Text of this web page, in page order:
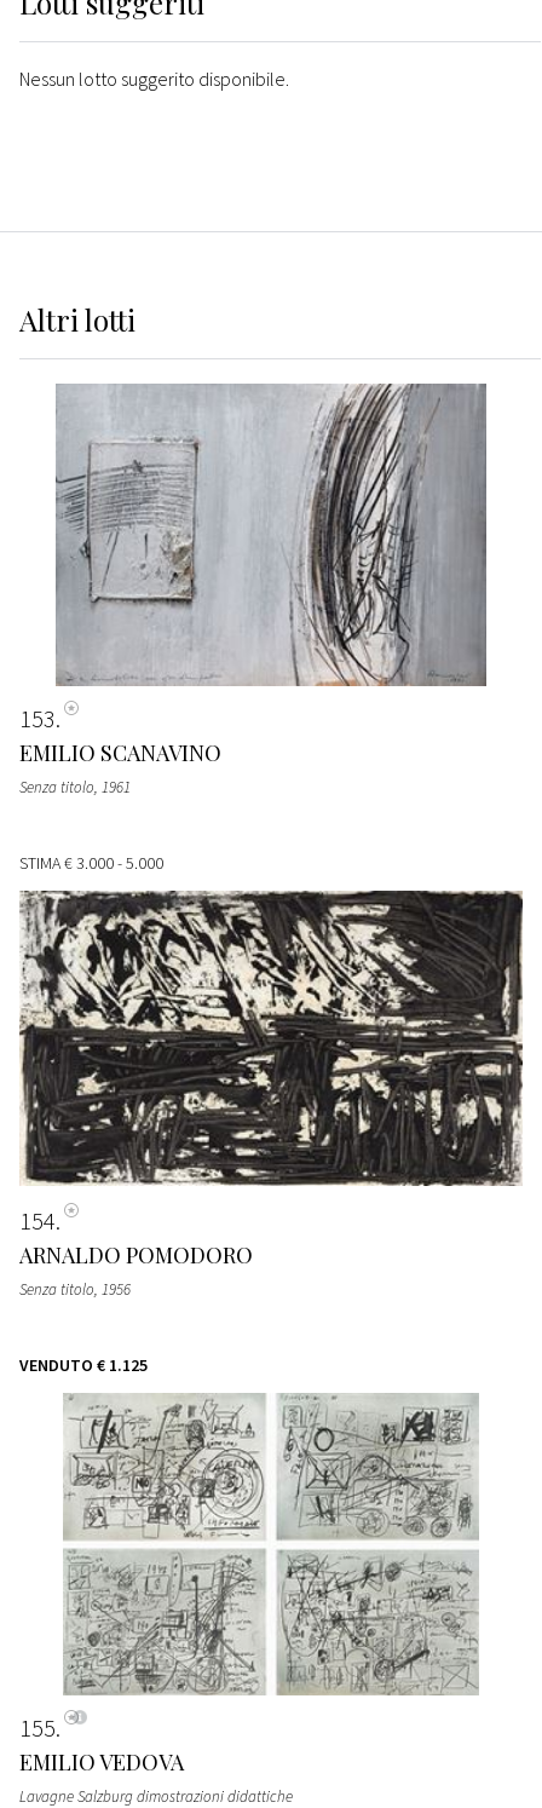
Nessun lotto suggerito disponibile.
Altrilotti
153
EMILIO SCANAVINO
Senza titolo, 1961
STIMA€ 3.000 - 5.000
154
ARNALDO POMODORO
Senza titolo, 1956
VENDUTO € 1.125
155
EMILIO VEDOVA
Lavagne Salzburg dimostrazioni didattiche